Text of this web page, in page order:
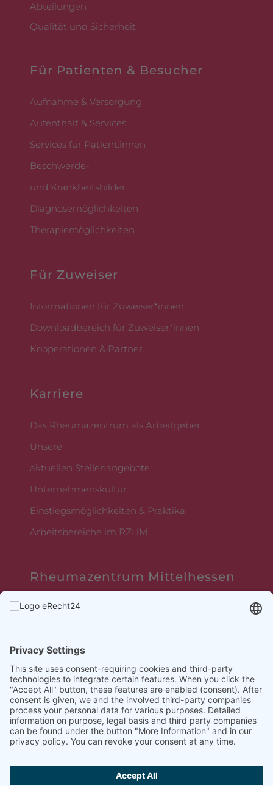
Abteilungen
Qualität und Sicherheit
Für Patienten & Besucher
Aufnahme & Versorgung
Aufenthalt & Services
Services für Patient:innen
Beschwerde-
und Krankheitsbilder
Diagnosemöglichkeiten
Therapiemöglichkeiten
Für Zuweiser
Informationen für Zuweiser*innen
Downloadbereich für Zuweiser*innen
Kooperationen & Partner
Karriere
Das Rheumazentrum als Arbeitgeber
Unsere
aktuellen Stellenangebote
Unternehmenskultur
Einstiegsmöglichkeiten & Praktika
Arbeitsbereiche im RZHM
Rheumazentrum Mittelhessen
Sebastian-Kneipp-Straße 36,
This site uses consent-requiring cookies and third-party
technologies to integrate certain features. When you click the
"Accept All" button, these features are enabled (consent).
After consent is given, we and the involved third-party
companies process your personal data for various purposes.
Detailed information on purpose, legal basis and third party
companies can be found under the button "More Information"
time.